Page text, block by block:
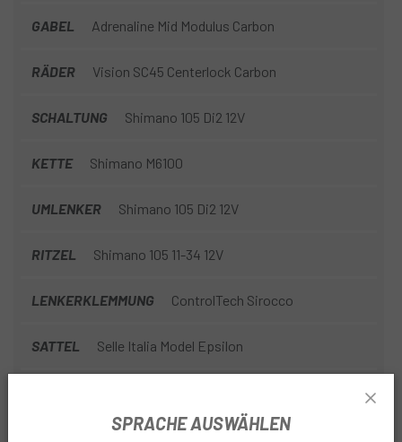
GABEL Adrenaline Mid Modulus Carbon
RÄDER Vision SC45 Centerlock Carbon
SCHALTUNG Shimano 105 Di2 12V
KETTE Shimano M6100
UMLENKER Shimano 105 Di2 12V
RITZEL Shimano 105 11-34 12V
LENKERKLEMMUNG ControlTech Sirocco
SATTEL Selle Italia Model Epsilon
SPRACHE AUSWÄHLEN